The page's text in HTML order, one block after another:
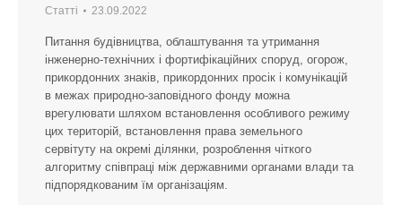
Статті 23.09.2022
Питання будівництва, облаштування та утримання
інженерно-технічних і фортифікаційних споруд, огорож,
прикордонних знаків, прикордонних просік і комунікацій
в межах природно-заповідного фонду можна
врегулювати шляхом встановлення особливого режиму
цих територій, встановлення права земельного
сервітуту на окремі ділянки, розроблення чіткого
алгоритму співпраці між державними органами влади та
підпорядкованим їм організаціям.